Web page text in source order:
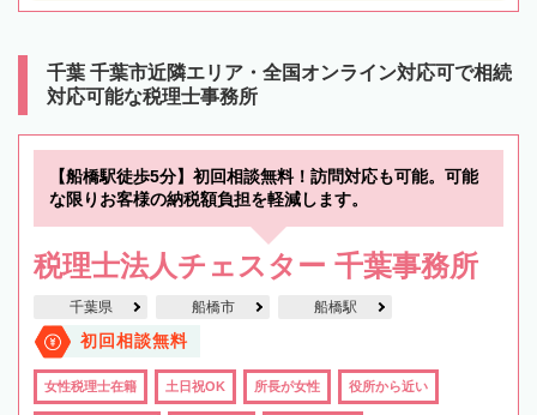
千葉 千葉市近隣エリア・全国オンライン対応可で相続
対応可能な税理士事務所
【船橋駅徒歩5分】初回相談無料！訪問対応も可能。可能
な限りお客様の納税額負担を軽減します。
税理士法人チェスター 千葉事務所
千葉県 船橋市 船橋駅
初回相談無料
女性税理士在籍 土日祝OK 所長が女性 役所から近い